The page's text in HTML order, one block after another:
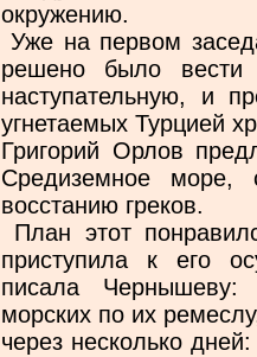
окружению.
Уже на первом
решено было вести
наступательную, и
угнетаемых Турцией
Григорий Орлов
Средиземное море,
восстанию греков.
План этот
приступила к его
писала
морских по их
через несколько